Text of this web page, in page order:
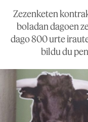
Zezenketen
boladan dagoen
dago 800 urte
bildu du